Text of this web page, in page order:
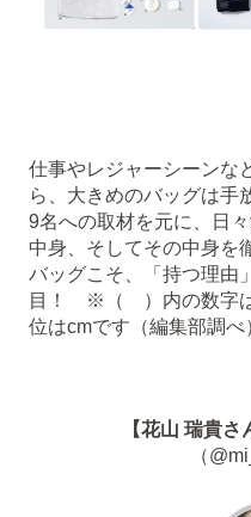
仕事やレジャーシーンな
ら、大きめのバッグは手
9名への取材を元に、日
中身、そしてその中身を
バッグこそ、「持つ理由
目！ ※（ ）内の数字は
位はcmです（編集部調べ
【花山 瑞貴さ
（